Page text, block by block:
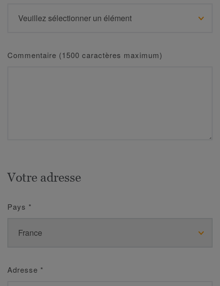
Commentaire (1500 caractères maximum)
Votre adresse
Pays *
Adresse *